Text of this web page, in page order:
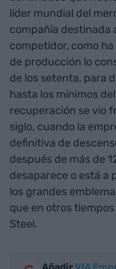
líder mundial del
compañía destinada
competidor, como
de producción lo
de los setenta, para
hasta los mínimos
recuperación se vio
siglo, cuando la
definitiva de
después de más de
desaparece o está a
los grandes
que en otros
Steel.